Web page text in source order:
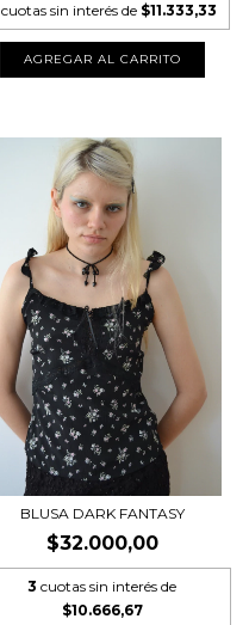
cuotas sin interés de $11.333,33
BLUSA DARK FANTASY
$32.000,00
3 cuotas sin interés de
$10.666,67